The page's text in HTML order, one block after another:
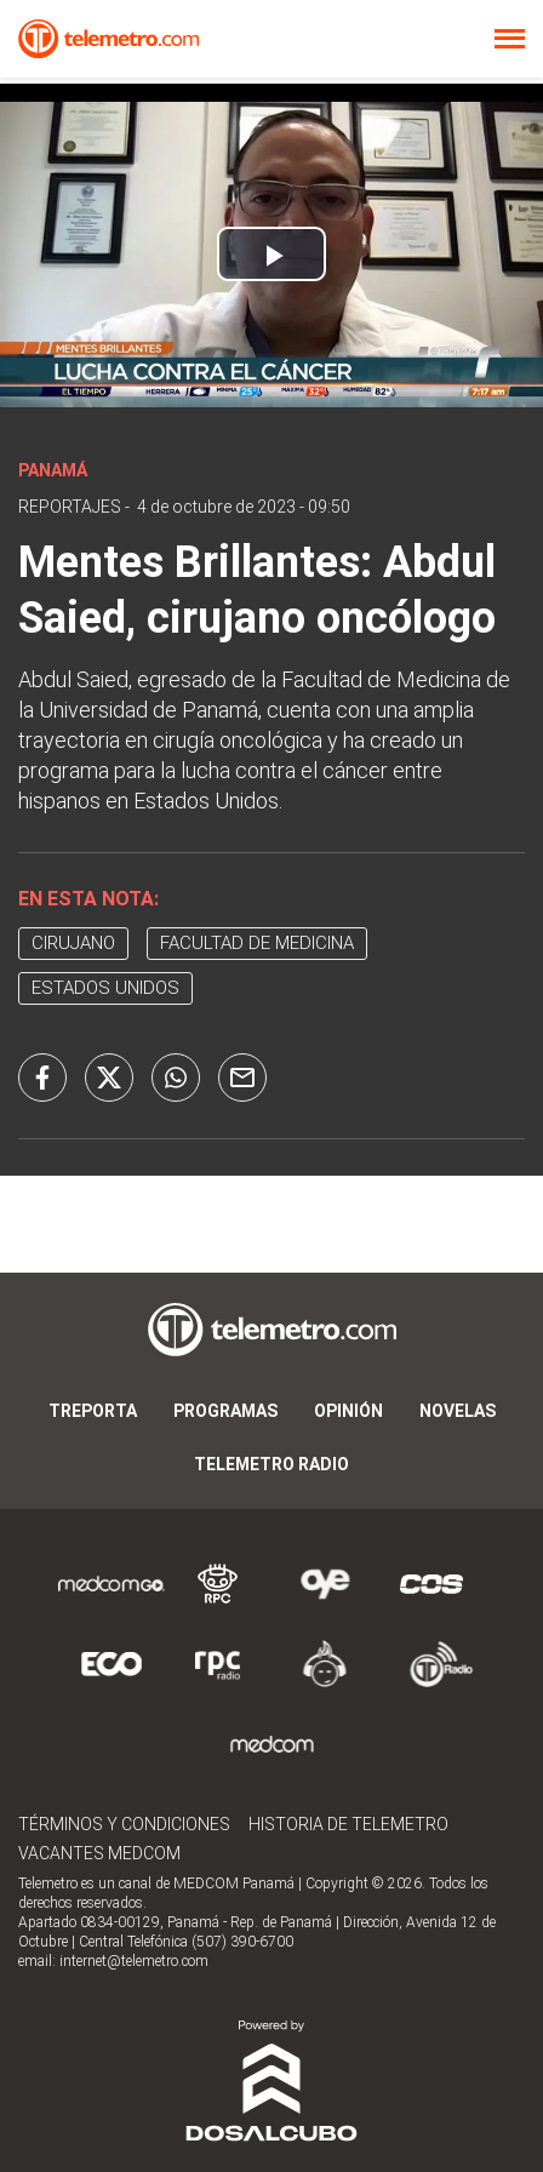
Play
Video
PANAMÁ
REPORTAJES - 4 de octubre de 2023 - 09:50
Mentes Brillantes: Abdul
Saied, cirujano oncólogo
Abdul Saied, egresado de la Facultad de Medicina de
la Universidad de Panamá, cuenta con una amplia
trayectoria en cirugía oncológica y ha creado un
programa para la lucha contra el cáncer entre
hispanos en Estados Unidos.
EN ESTA NOTA:
CIRUJANO FACULTAD DE MEDICINA
ESTADOS UNIDOS
TREPORTA PROGRAMAS OPINIÓN NOVELAS
TELEMETRO RADIO
TÉRMINOS Y CONDICIONES
HISTORIA DE TELEMETRO
VACANTES MEDCOM
Telemetro es un canal de MEDCOM Panamá | Copyright © 2026. Todos los
derechos reservados.
Apartado 0834-00129, Panamá - Rep. de Panamá | Dirección, Avenida 12 de
Octubre | Central Telefónica (507) 390-6700
email: internet@telemetro.com